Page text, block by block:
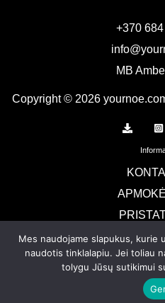
+370
MB
Copyright © 2026
TERMINAI
Mes naudojame slapukus, kurie
naudotis tinklalapiu. Jei toliau
tolygu Jūsų sutikimui